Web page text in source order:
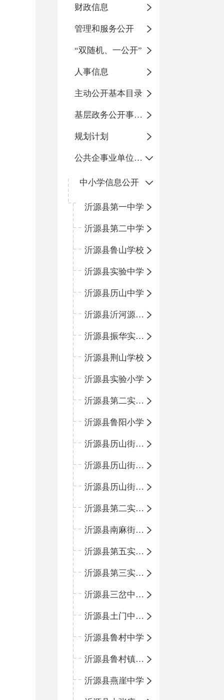
财政信息
管理和服务公开
“双随机、一公开”
人事信息
主动公开基本目录
基层政务公开事项标准目录
规划计划
公共企事业单位信息公开
中小学信息公开
沂源县第一中学
沂源县第二中学
沂源县鲁山学校
沂源县实验中学
沂源县历山中学
沂源县沂河源学校
沂源县振华实验学校
沂源县荆山学校
沂源县实验小学
沂源县第二实验小学
沂源县鲁阳小学
沂源县历山街道办事处振兴路小学
沂源县历山街道办事处荆山路小学
沂源县历山街道办事处鲁山路小学
沂源县第二实验中学
沂源县南麻街道办事处中心小学
沂源县第五实验小学
沂源县第三实验小学
沂源县三岔中心学校
沂源县土门中心学校
沂源县鲁村中学
沂源县鲁村镇中心小学
沂源县燕崖中学